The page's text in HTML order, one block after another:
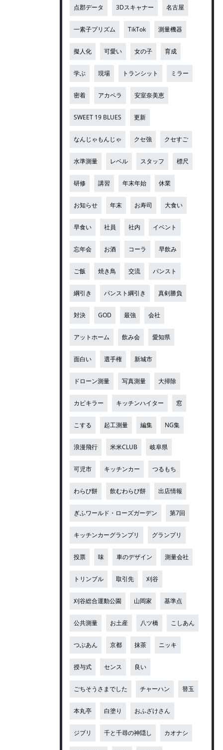
点郡データ 3Dスキャナー 名古屋
一素子プリズム TikTok 測量機器
擬人化 可愛い 女の子 育成
学ぶ 現場 トランシット ミラー
密着 アカペラ 安室奈美恵
SWEET 19 BLUES 更新
なんじゃもんじゃ クセ強 クセすご
水準測量 レベル スタッフ 標尺
研修 講習 年末年始 休業
お知らせ 年末 お寿司 大食い
早食い 社員 社内 イベント
忘年会 お酒 コーラ 早飲み
ご飯 焼き鳥 交流 パンスト
綱引き パンスト綱引き 真剣勝負
対決 GOD 最強 会社
アットホーム 飲み会 愛知県
面白い 選手権 新城市
ドローン測量 写真測量 大掃除
カビキラー キッチンハイター 窓
こする 起工測量 編集 NG集
浪漫飛行 米米CLUB 岐阜県
可児市 キッチンカー つるもち
わらび餅 飲むわらび餅 出店情報
ぎふワールド・ローズガーデン 第7回
キッチンカーグランプリ グランプリ
投票 味 車のデザイン 測量会社
トリンブル 取引先 刈谷
刈谷総合運動公園 山岡家 基準点
公共測量 お土産 八ツ橋 こしあん
つぶあん 京都 抹茶 ニッキ
授与式 センス 良い
ごちそうさまでした チャーハン 替玉
本丸亭 白塗り おふざけさん
ジブリ 千と千尋の神隠し カオナシ